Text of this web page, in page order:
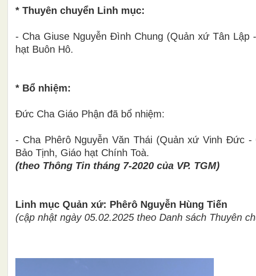
* Thuyên chuyển Linh mục:
- Cha Giuse Nguyễn Đình Chung (Quản xứ Tân
hạt Buôn Hô.
* Bổ nhiệm:
Đức Cha Giáo Phận đã bổ nhiệm:
- Cha Phêrô Nguyễn Văn Thái (Quản xứ Vinh Đức
Bảo Tịnh, Giáo hạt Chính Toà.
(theo Thông Tin tháng 7-2020 của VP. TGM)
Linh mục Quản xứ: Phêrô Nguyễn Hùng Tiến
(cập nhật ngày 05.02.2025 theo Danh sách Thuyên